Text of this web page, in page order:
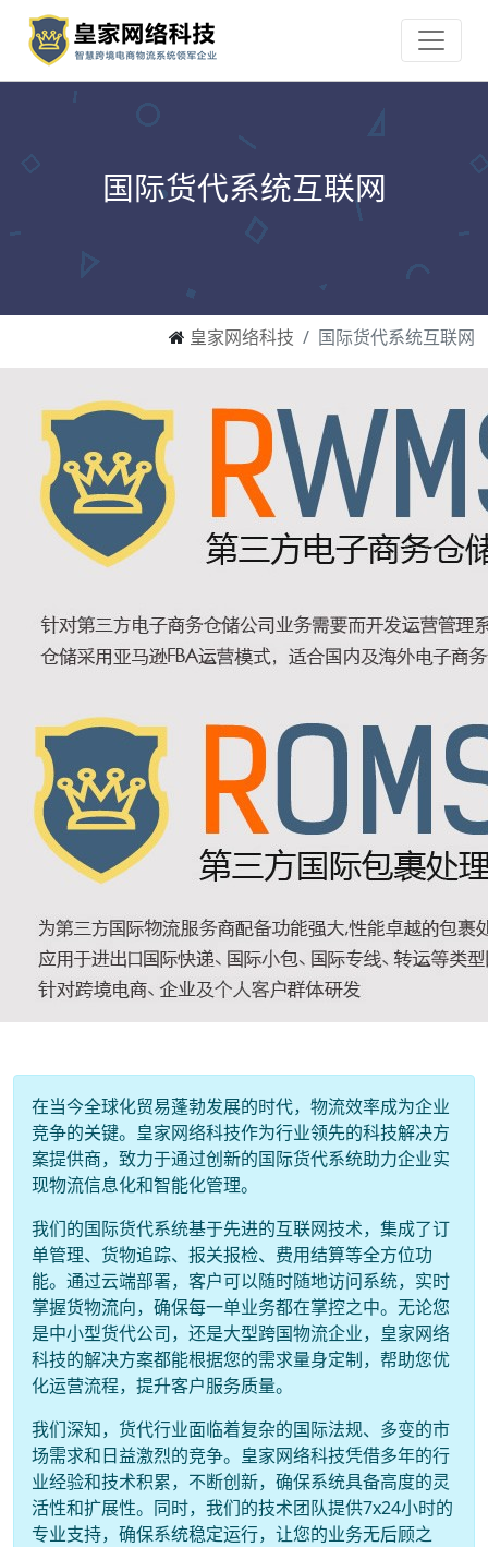
国际货代系统互联网
皇家网络科技 国际货代系统互联网
在当今全球化贸易蓬勃发展的时代，物流效率成为企业
竞争的关键。皇家网络科技作为行业领先的科技解决方
案提供商，致力于通过创新的国际货代系统助力企业实
现物流信息化和智能化管理。
我们的国际货代系统基于先进的互联网技术，集成了订
单管理、货物追踪、报关报检、费用结算等全方位功
能。通过云端部署，客户可以随时随地访问系统，实时
掌握货物流向，确保每一单业务都在掌控之中。无论您
是中小型货代公司，还是大型跨国物流企业，皇家网络
科技的解决方案都能根据您的需求量身定制，帮助您优
化运营流程，提升客户服务质量。
我们深知，货代行业面临着复杂的国际法规、多变的市
场需求和日益激烈的竞争。皇家网络科技凭借多年的行
业经验和技术积累，不断创新，确保系统具备高度的灵
活性和扩展性。同时，我们的技术团队提供7x24小时的
专业支持，确保系统稳定运行，让您的业务无后顾之